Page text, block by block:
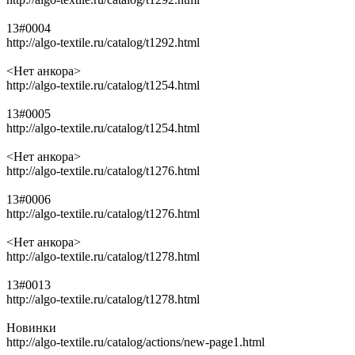
13#0004
http://algo-textile.ru/catalog/t1292.html
<Нет анкора>
http://algo-textile.ru/catalog/t1254.html
13#0005
http://algo-textile.ru/catalog/t1254.html
<Нет анкора>
http://algo-textile.ru/catalog/t1276.html
13#0006
http://algo-textile.ru/catalog/t1276.html
<Нет анкора>
http://algo-textile.ru/catalog/t1278.html
13#0013
http://algo-textile.ru/catalog/t1278.html
Новинки
http://algo-textile.ru/catalog/actions/new-page1.html